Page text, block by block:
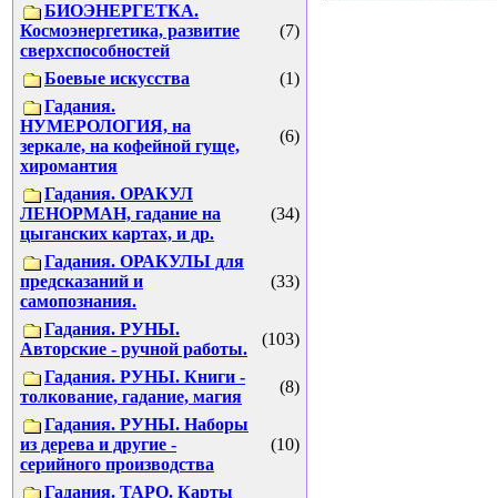
БИОЭНЕРГЕТКА.
Космоэнергетика, развитие
сверхспособностей
(7)
Боевые искусства
(1)
Гадания.
НУМЕРОЛОГИЯ, на
зеркале, на кофейной гуще,
хиромантия
(6)
Гадания. ОРАКУЛ
ЛЕНОРМАН, гадание на
цыганских картах, и др.
(34)
Гадания. ОРАКУЛЫ для
предсказаний и
самопознания.
(33)
Гадания. РУНЫ.
Авторские - ручной работы.
(103)
Гадания. РУНЫ. Книги -
толкование, гадание, магия
(8)
Гадания. РУНЫ. Наборы
из дерева и другие -
серийного производства
(10)
Гадания. ТАРО. Карты